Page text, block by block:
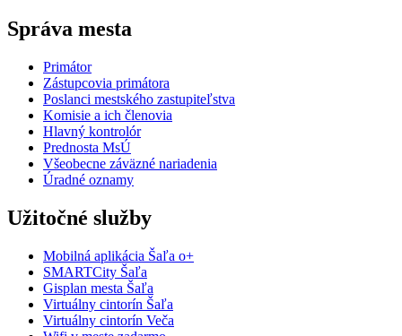
Správa mesta
Primátor
Zástupcovia primátora
Poslanci mestského zastupiteľstva
Komisie a ich členovia
Hlavný kontrolór
Prednosta MsÚ
Všeobecne záväzné nariadenia
Úradné oznamy
Užitočné služby
Mobilná aplikácia Šaľa o+
SMARTCity Šaľa
Gisplan mesta Šaľa
Virtuálny cintorín Šaľa
Virtuálny cintorín Veča